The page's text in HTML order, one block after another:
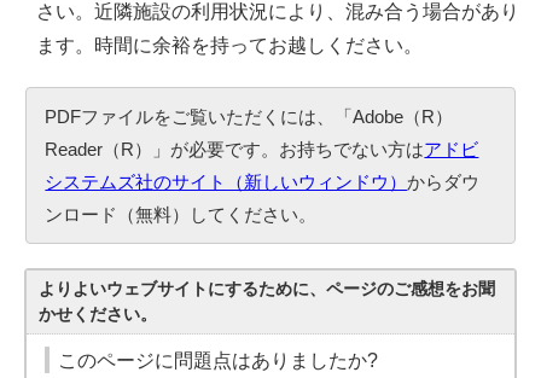
さい。近隣施設の利用状況により、混み合う場合があり
ます。時間に余裕を持ってお越しください。
PDFファイルをご覧いただくには、「Adobe（R）
Reader（R）」が必要です。お持ちでない方はアドビ
システムズ社のサイト（新しいウィンドウ）からダウ
ンロード（無料）してください。
よりよいウェブサイトにするために、ページのご感想をお聞
かせください。
このページに問題点はありましたか?